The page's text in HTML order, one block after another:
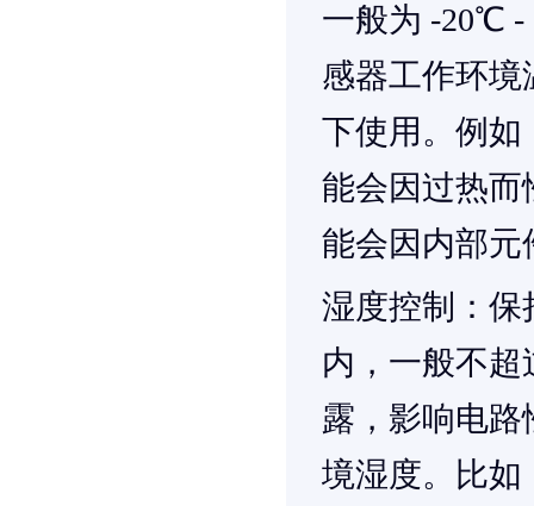
一般为 -20℃ -
感器工作环
下使用。例如
能会因过热而
能会因内部元
湿度控制
：
内，一般不超
露，影响电
境湿度。比如